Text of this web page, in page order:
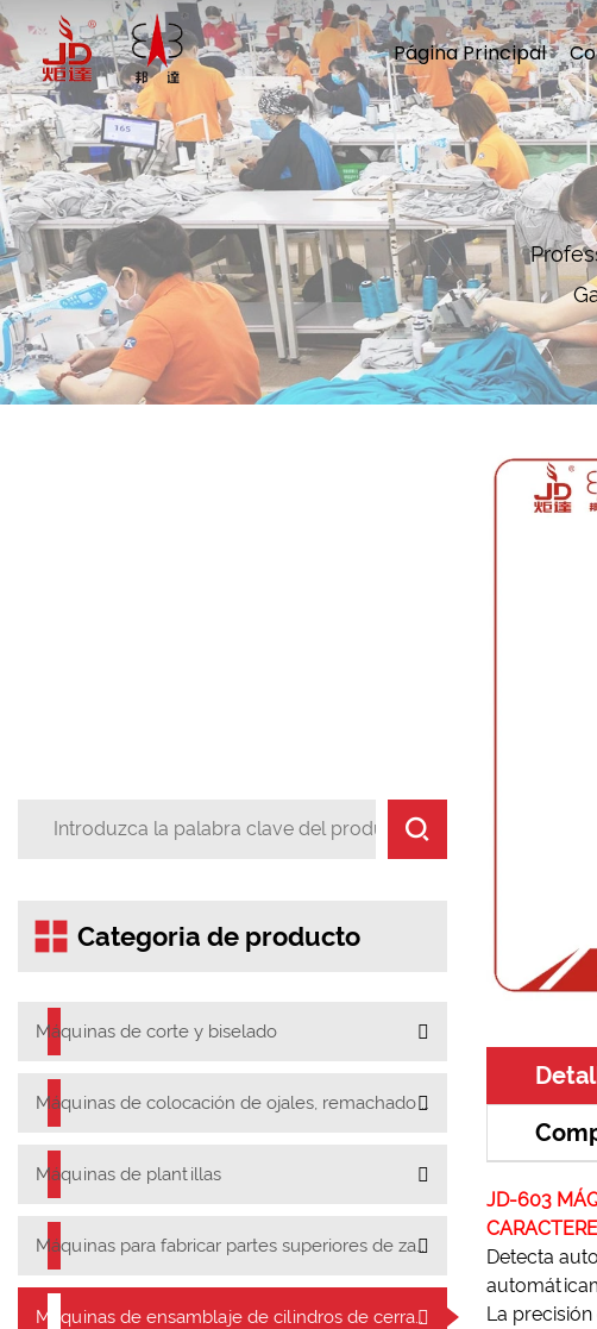
Página Principal

 Categoria de producto
Máquinas de corte y biselado
Máquinas de colocación de ojales, remachado y botones
Máquinas de plantillas
Máquinas para fabricar partes superiores de zapatos
Máquinas de ensamblaje de cilindros de cerradura
JD-603
Detecta
La